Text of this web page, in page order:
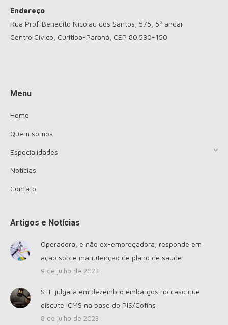
Endereço
Rua Prof. Benedito Nicolau dos Santos, 575, 5º andar
Centro Cívico, Curitiba-Paraná, CEP 80.530-150
Menu
Home
Quem somos
Especialidades
Notícias
Contato
Artigos e Notícias
Operadora, e não ex-empregadora, responde em
ação sobre manutenção de plano de saúde
9 de julho de 2023
STF julgará em dezembro embargos no caso que
discute ICMS na base do PIS/Cofins
8 de julho de 2023